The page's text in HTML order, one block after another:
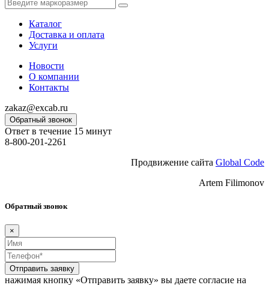
Каталог
Доставка и оплата
Услуги
Новости
О компании
Контакты
zakaz@excab.ru
Обратный звонок
Ответ в течение 15 минут
8-800-201-2261
Продвижение сайта Global Code
Artem Filimonov
Обратный звонок
×
Отправить заявку
нажимая кнопку «Отправить заявку» вы даете согласие на